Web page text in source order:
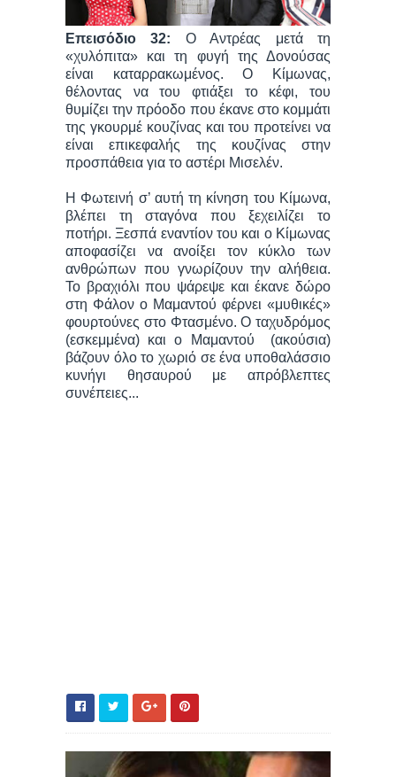
Επεισόδιο 32: Ο Αντρέας μετά τη
«χυλόπιτα» και τη φυγή της Δονούσας
είναι καταρρακωμένος. Ο Κίμωνας,
θέλοντας να του φτιάξει το κέφι, του
θυμίζει την πρόοδο που έκανε στο κομμάτι
της γκουρμέ κουζίνας και του προτείνει να
είναι επικεφαλής της κουζίνας στην
προσπάθεια για το αστέρι Μισελέν.
Η Φωτεινή σ’ αυτή τη κίνηση του Κίμωνα,
βλέπει τη σταγόνα που ξεχειλίζει το
ποτήρι. Ξεσπά εναντίον του και ο Κίμωνας
αποφασίζει να ανοίξει τον κύκλο των
ανθρώπων που γνωρίζουν την αλήθεια.
Το βραχιόλι που ψάρεψε και έκανε δώρο
στη Φάλον ο Μαμαντού φέρνει «μυθικές»
φουρτούνες στο Φτασμένο. Ο ταχυδρόμος
(εσκεμμένα) και ο Μαμαντού (ακούσια)
βάζουν όλο το χωριό σε ένα υποθαλάσσιο
κυνήγι θησαυρού με απρόβλεπτες
συνέπειες...